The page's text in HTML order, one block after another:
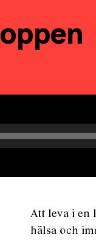
Att leva i en
hälsa och